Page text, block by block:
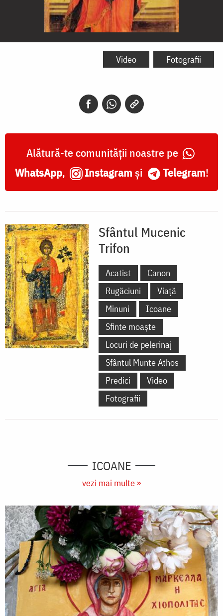
Sfântul
Video Fotografii
Alătură-te comunității noastre pe
WhatsApp, Instagram și Telegram!
Sfântul Mucenic
Trifon
Acatist
Canon
Rugăciuni
Viață
Minuni
Icoane
Sfinte moaște
Locuri de pelerinaj
Sfântul Munte Athos
Predici
Video
Fotografii
ICOANE
vezi mai multe »